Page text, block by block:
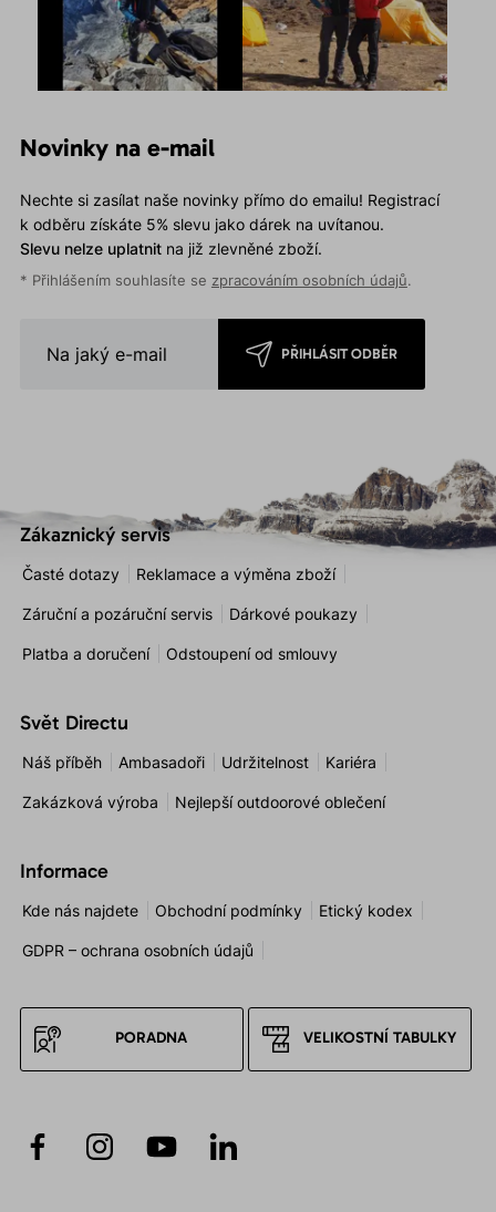
Novinky na e-mail
Nechte si zasílat naše novinky přímo do emailu! Registrací
k odběru získáte 5% slevu jako dárek na uvítanou.
Slevu nelze uplatnitna již zlevněné zboží.
* Přihlášením souhlasíte se zpracováním osobních údajů.
PŘIHLÁSIT ODBĚR
Zákaznický servis
Časté dotazy Reklamace a výměna zboží
Záruční a pozáruční servis Dárkové poukazy
Platba a doručení Odstoupení od smlouvy
Svět Directu
Náš příběh Ambasadoři Udržitelnost Kariéra
Zakázková výroba Nejlepší outdoorové oblečení
Informace
Kde nás najdete Obchodní podmínky Etický kodex
GDPR – ochrana osobních údajů
PORADNA VELIKOSTNÍ TABULKY